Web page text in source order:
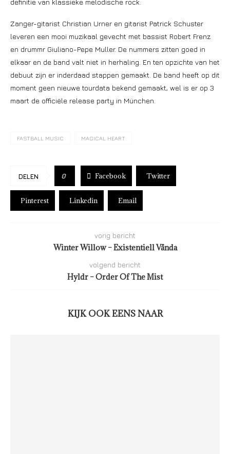
definitie van klassieke melodische rock.
Zanger-gitarist Christian Urner en gitarist Patrick Schuster
leveren een mooi muzikaal gevecht met bassist Robert Frenz
en drummr Giuliano-Pepe Muller. De nummers zitten goed in
elkaar en de band valt niet in herhaling. En ten opzichte van het
debuut zijn er inderdaad stappen gemaakt. De band heeft op dit
moment geen nieuwe tourdata bekend gemaakt, wel is er op 3
maart de officiële release party in München.
FASTBALL MUSIC MAGICAL HEART
DELEN 0 Facebook Twitter
Pinterest Linkedin Email
vorig bericht
Winter Willow – Existentiell Vånda
volgend bericht
Hyldr – Order Of The Mist
KIJK OOK EENS NAAR